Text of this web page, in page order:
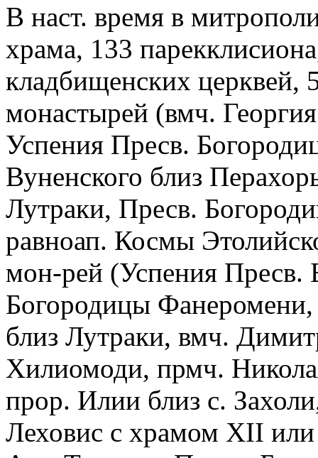
В наст. время в
храма, 133
кладбищенских
монастырей (вмч.
Успения Пресв.
Вуненского близ
Лутраки, Пресв.
равноап. Космы
мон-рей (Успения Пресв.
Богородицы
близ Лутраки, вмч.
Хилиомоди, прмч.
прор. Илии близ с.
Леховис с храмом XII